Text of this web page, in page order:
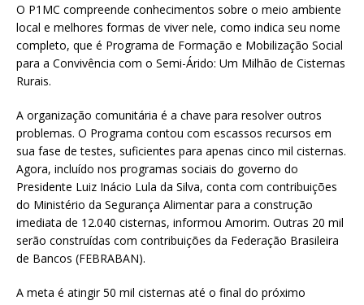
O P1MC compreende conhecimentos sobre o meio ambiente
local e melhores formas de viver nele, como indica seu nome
completo, que é Programa de Formação e Mobilização Social
para a Convivência com o Semi-Árido: Um Milhão de Cisternas
Rurais.
A organização comunitária é a chave para resolver outros
problemas. O Programa contou com escassos recursos em
sua fase de testes, suficientes para apenas cinco mil cisternas.
Agora, incluído nos programas sociais do governo do
Presidente Luiz Inácio Lula da Silva, conta com contribuições
do Ministério da Segurança Alimentar para a construção
imediata de 12.040 cisternas, informou Amorim. Outras 20 mil
serão construídas com contribuições da Federação Brasileira
de Bancos (FEBRABAN).
A meta é atingir 50 mil cisternas até o final do próximo